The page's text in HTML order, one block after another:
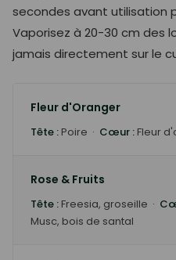
secondes avant utilisation
Vaporisez à 20-30 cm des
jamais directement sur le
Fleur d'Oranger
Tête : Poire · Cœur : Fleur
Rose & Fruits
Tête : Freesia, groseille ·
Musc, bois de santal